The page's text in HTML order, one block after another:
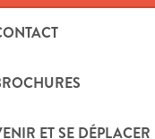
ET SE DÉPLACER
WEB